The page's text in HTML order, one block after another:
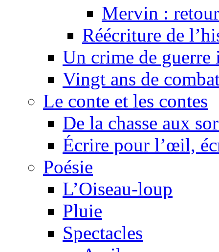
Mervin :
Réécriture de
Un crime de guerre
Vingt ans de
Le conte et les contes
De la chasse aux
Écrire pour l’œil,
Poésie
L’Oiseau-loup
Pluie
Spectacles